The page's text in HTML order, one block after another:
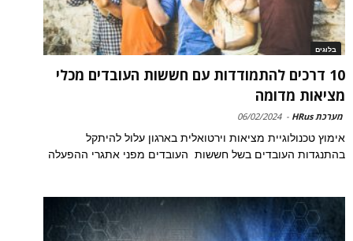
בלוגים
10 דרכים להתמודדות עם חששות העובדים מכלי
מציאות מדומה
מערכת HRus -
06/02/2024
אימוץ טכנולוגיית מציאות וירטואלית בארגון עלול להיתקל
בהתנגדות העובדים בשל חששות העובדים מפני אתגרי ההפעלה